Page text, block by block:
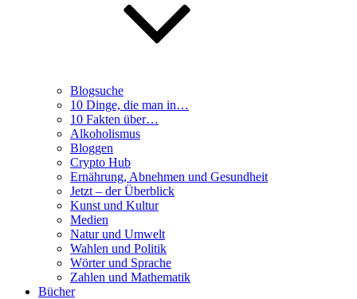
Blogsuche
10 Dinge, die man in…
10 Fakten über…
Alkoholismus
Bloggen
Crypto Hub
Ernährung, Abnehmen und Gesundheit
Jetzt – der Überblick
Kunst und Kultur
Medien
Natur und Umwelt
Wahlen und Politik
Wörter und Sprache
Zahlen und Mathematik
Bücher